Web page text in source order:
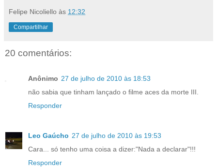
Felipe Nicoliello às 12:32
Compartilhar
20 comentários:
Anônimo 27 de julho de 2010 às 18:53
não sabia que tinham lançado o filme aces da morte III.
Responder
Leo Gaúcho 27 de julho de 2010 às 19:53
Cara... só tenho uma coisa a dizer:"Nada a declarar"!!!
Responder